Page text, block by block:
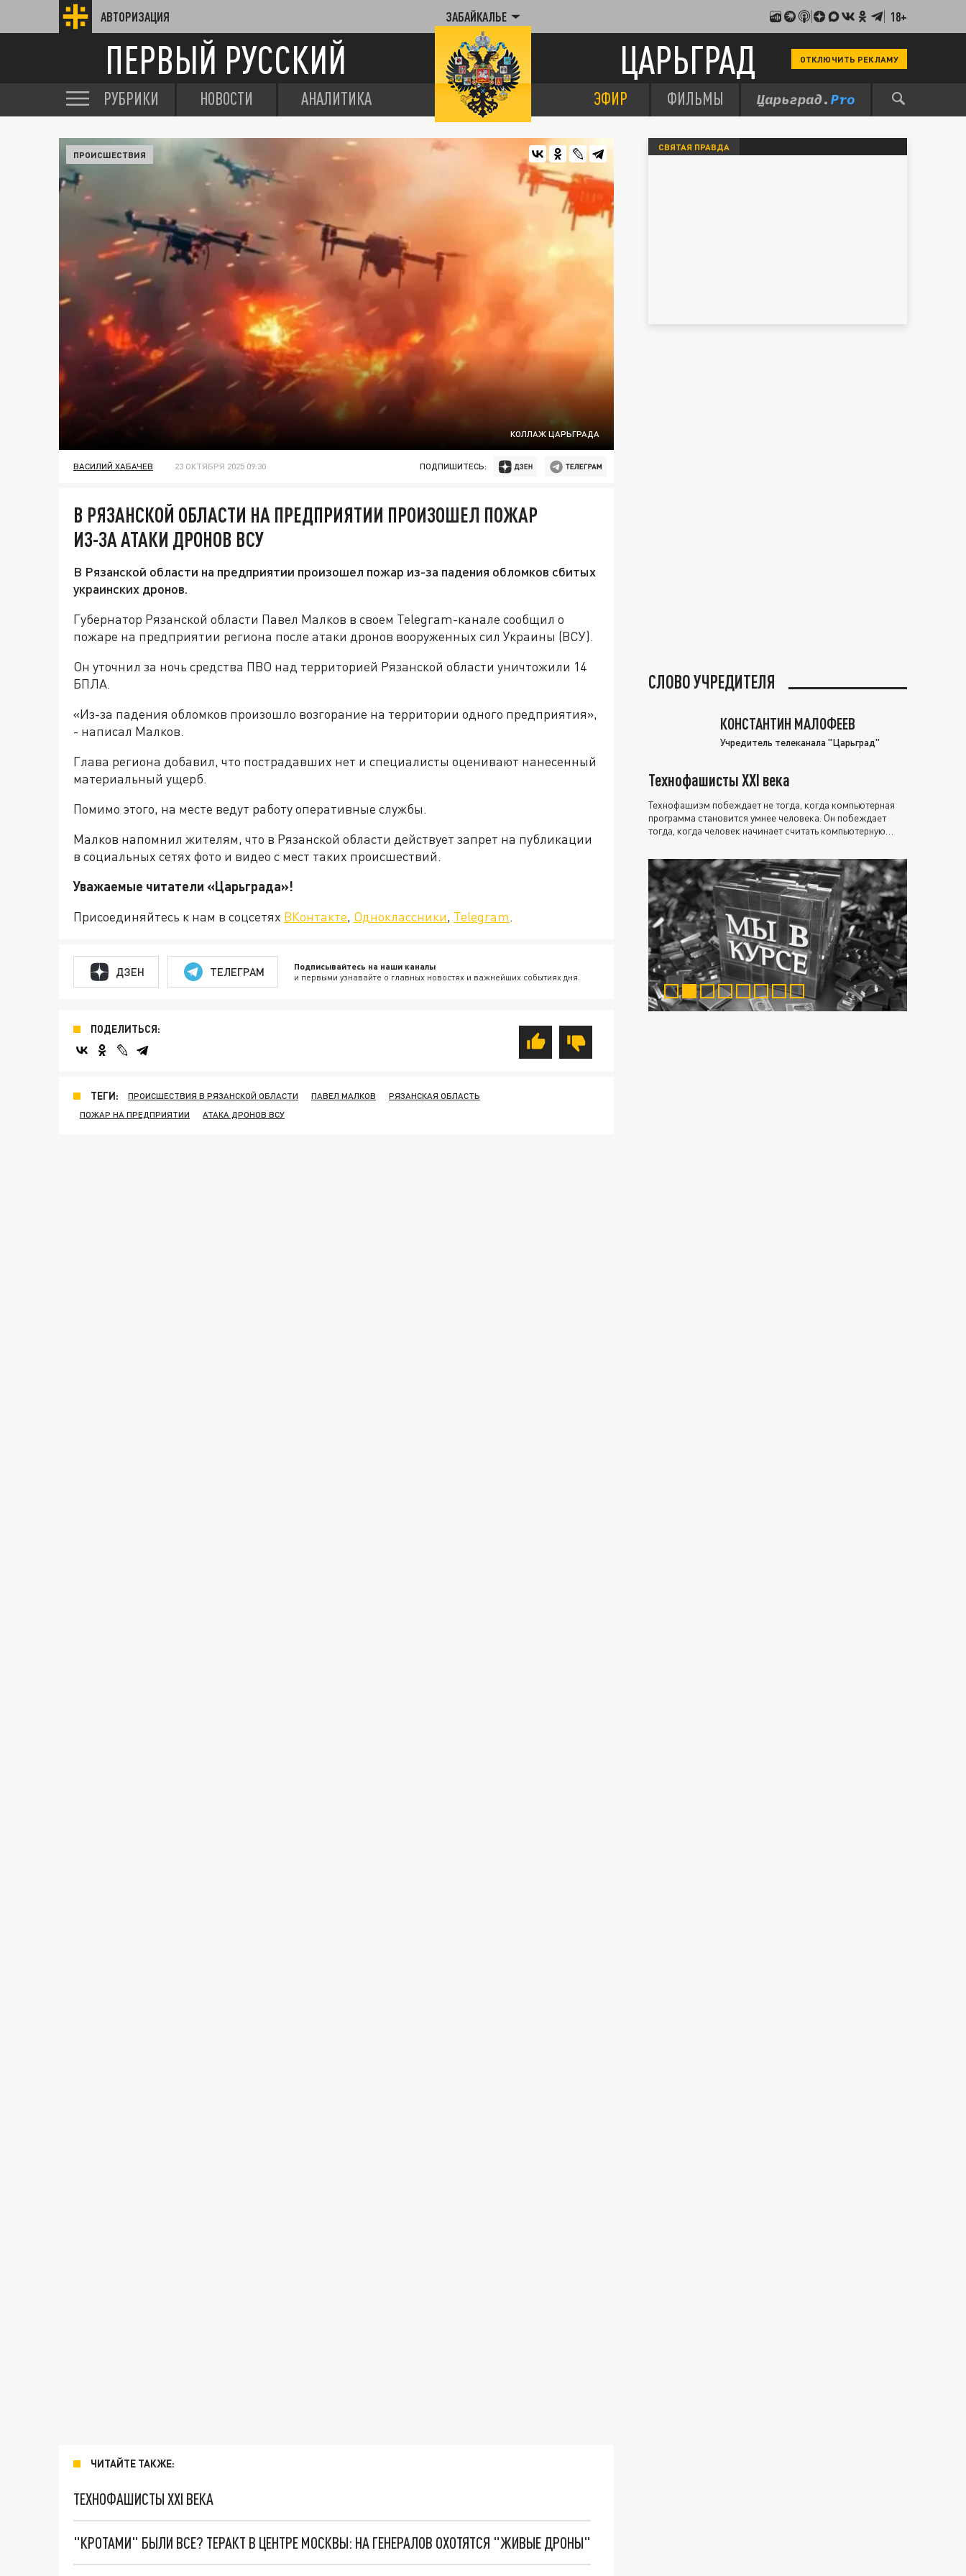
АВТОРИЗАЦИЯ ЗАБАЙКАЛЬЕ 18+
ПЕРВЫЙ РУССКИЙ ЦАРЬГРАД ОТКЛЮЧИТЬ РЕКЛАМУ
РУБРИКИ НОВОСТИ АНАЛИТИКА ЭФИР ФИЛЬМЫ
КОЛЛАЖ ЦАРЬГРАДА
ПРОИСШЕСТВИЯ
ВАСИЛИЙ ХАБАЧЕВ 23 ОКТЯБРЯ 2025 09:30 ПОДПИШИТЕСЬ:
В РЯЗАНСКОЙ ОБЛАСТИ НА ПРЕДПРИЯТИИ ПРОИЗОШЕЛ ПОЖАР
ИЗ-ЗА АТАКИ ДРОНОВ ВСУ
В Рязанской области на предприятии произошел пожар из-за падения обломков сбитых
украинских дронов.
Губернатор Рязанской области Павел Малков в своем Telegram-канале сообщил о
пожаре на предприятии региона после атаки дронов вооруженных сил Украины (ВСУ).
Он уточнил за ночь средства ПВО над территорией Рязанской области уничтожили 14
БПЛА.
«Из-за падения обломков произошло возгорание на территории одного предприятия»,
- написал Малков.
Глава региона добавил, что пострадавших нет и специалисты оценивают нанесенный
материальный ущерб.
Помимо этого, на месте ведут работу оперативные службы.
Малков напомнил жителям, что в Рязанской области действует запрет на публикации
в социальных сетях фото и видео с мест таких происшествий.
Уважаемые читатели «Царьграда»!
Присоединяйтесь к нам в соцсетях ВКонтакте, Одноклассники, Telegram.
ДЗЕН ТЕЛЕГРАМ Подписывайтесь на наши каналы
и первыми узнавайте о главных новостях и важнейших событиях дня.
ПОДЕЛИТЬСЯ:
ТЕГИ: ПРОИСШЕСТВИЯ В РЯЗАНСКОЙ ОБЛАСТИ ПАВЕЛ МАЛКОВ
РЯЗАНСКАЯ ОБЛАСТЬ
ПОЖАР НА ПРЕДПРИЯТИИ
АТАКА ДРОНОВ ВСУ
ЧИТАЙТЕ ТАКЖЕ:
ТЕХНОФАШИСТЫ XXI ВЕКА
"КРОТАМИ" БЫЛИ ВСЕ? ТЕРАКТ В ЦЕНТРЕ МОСКВЫ: НА ГЕНЕРАЛОВ ОХОТЯТСЯ "ЖИВЫЕ ДРОНЫ"
СВЯТАЯ ПРАВДА
СЛОВО УЧРЕДИТЕЛЯ
КОНСТАНТИН МАЛОФЕЕВ
Учредитель телеканала "Царьград"
Технофашисты XXI века
Технофашизм побеждает не тогда, когда компьютерная
программа становится умнее человека. Он побеждает
тогда, когда человек начинает считать компьютерную